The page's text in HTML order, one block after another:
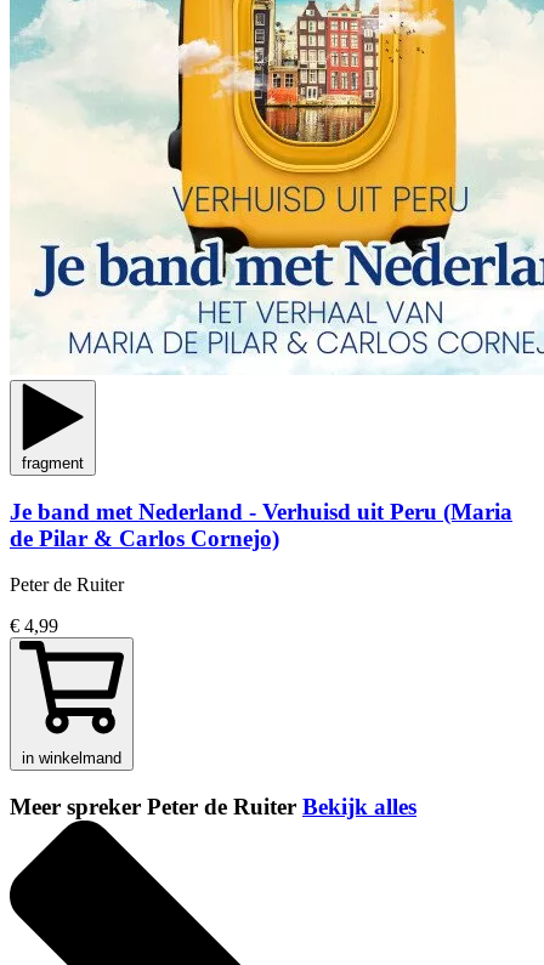
fragment
Je band met Nederland - Verhuisd uit Peru (Maria
de Pilar & Carlos Cornejo)
Peter de Ruiter
€ 4,99
in winkelmand
Meer spreker Peter de Ruiter Bekijk alles